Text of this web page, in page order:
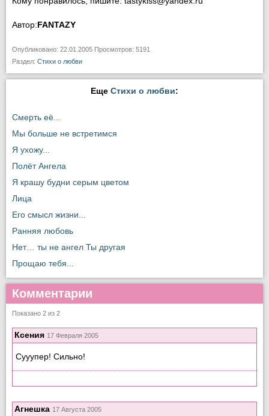
Автор: FANTAZY
Опубликовано: 22.01.2005 Просмотров: 5191
Раздел: Стихи о любви
Еще Стихи о любви:
Смерть её...
Мы больше не встретимся
Я ухожу...
Полёт Ангела
Я крашу будни серым цветом
Лица
Его смысл жизни...
Ранняя любовь
Нет… ты не ангел Ты другая
Прощаю тебя...
Комментарии
Показано 2 из 2
Ксения 17 Февраля 2005
Cууупер! Сильно!
Агнешка 17 Августа 2005